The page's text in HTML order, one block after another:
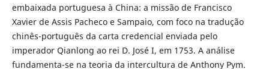
embaixada portuguesa à China: a missão de Francisco
Xavier de Assis Pacheco e Sampaio, com foco na tradução
chinês-português da carta credencial enviada pelo
imperador Qianlong ao rei D. José I, em 1753. A análise
fundamenta-se na teoria da intercultura de Anthony Pym.